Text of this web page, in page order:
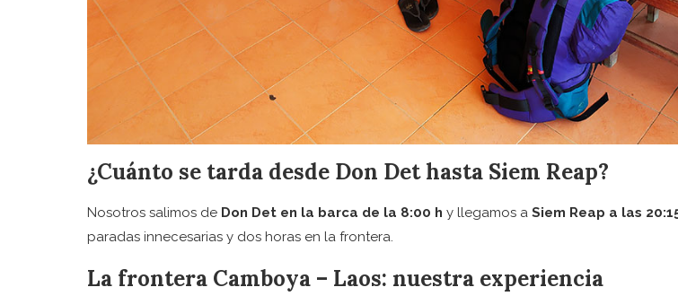
¿Cuánto se tarda desde Don Det hasta Siem Reap?
Nosotros salimos de Don Det en la barca de la 8:00 h y llegamos a Siem Reap a las
paradas innecesarias y dos horas en la frontera.
La frontera Camboya – Laos: nuestra experiencia